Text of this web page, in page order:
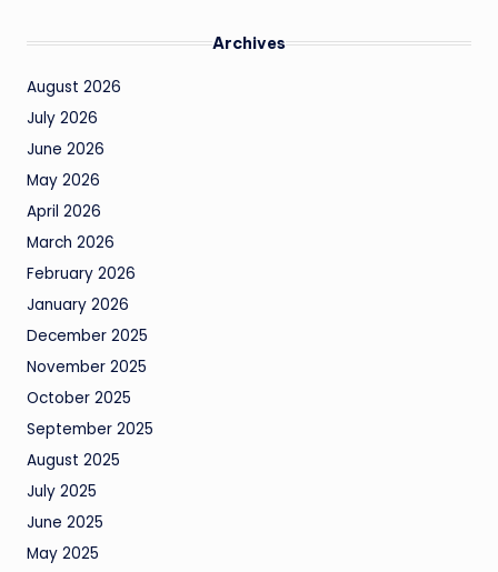
Archives
August 2026
July 2026
June 2026
May 2026
April 2026
March 2026
February 2026
January 2026
December 2025
November 2025
October 2025
September 2025
August 2025
July 2025
June 2025
May 2025